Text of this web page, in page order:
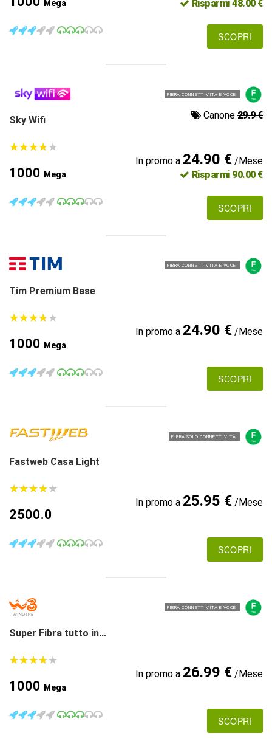
Mega Risparmi 48.00 €
SCOPRI
FIBRA CONNETTIVITÀ E VOCE
Sky Wifi Canone 29.9 €
★★★★★
★★★★★
1000 Mega
In promo a 24.90 €/Mese
Risparmi 90.00 €
SCOPRI
FIBRA CONNETTIVITÀ E VOCE
Tim Premium Base
★★★★★
★★★★★
1000 Mega
In promo a 24.90 €/Mese
SCOPRI
FIBRA SOLO CONNETTIVITÀ
Fastweb Casa Light
★★★★★
★★★★★
2500.0
In promo a 25.95 €/Mese
SCOPRI
FIBRA CONNETTIVITÀ E VOCE
Super Fibra tutto in...
★★★★★
★★★★★
1000 Mega
In promo a 26.99 €/Mese
SCOPRI